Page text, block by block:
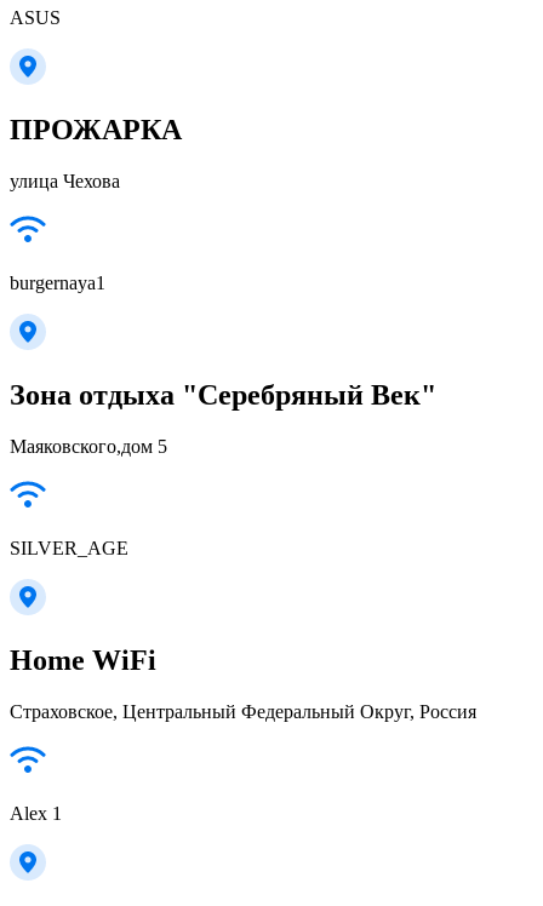
ASUS
ПРОЖАРКА
улица Чехова
burgernaya1
Зона отдыха "Серебряный Век"
Маяковского,дом 5
SILVER_AGE
Home WiFi
Страховское, Центральный Федеральный Округ, Россия
Alex 1